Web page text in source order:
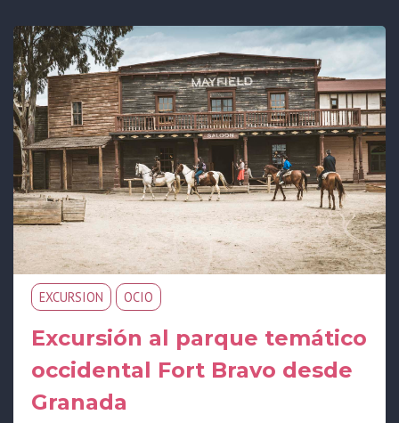
EXCURSION OCIO
Excursión al parque temático
occidental Fort Bravo desde
Granada